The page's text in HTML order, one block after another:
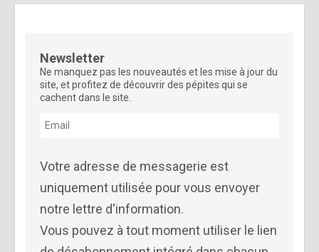
Newsletter
Ne manquez pas les nouveautés et les mise à jour du
site, et profitez de découvrir des pépites qui se
cachent dans le site.
Votre adresse de messagerie est
uniquement utilisée pour vous envoyer
notre lettre d'information.
Vous pouvez à tout moment utiliser le lien